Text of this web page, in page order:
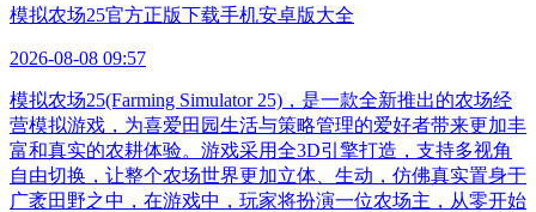
模拟农场25官方正版下载手机安卓版大全
2026-08-08 09:57
模拟农场25(Farming Simulator 25)，是一款全新推出的农场经
营模拟游戏，为喜爱田园生活与策略管理的爱好者带来更加丰
富和真实的农耕体验。游戏采用全3D引擎打造，支持多视角
自由切换，让整个农场世界更加立体、生动，仿佛真实置身于
广袤田野之中，在游戏中，玩家将扮演一位农场主，从零开始